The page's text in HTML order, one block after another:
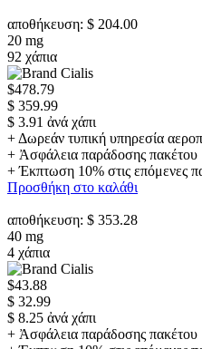
αποθήκευση: $ 204.00
20 mg
92 χάπια
$478.79
$ 359.99
$ 3.91 ἀνά χάπι
+ Δωρεάν τυπική υπηρεσία
+ Ἀσφάλεια παράδοσης πακέτου
+ Έκπτωση 10% στις επόμενες
Προσθήκη στο καλάθι
αποθήκευση: $ 353.28
40 mg
4 χάπια
$43.88
$ 32.99
$ 8.25 ἀνά χάπι
+ Ἀσφάλεια παράδοσης πακέτου